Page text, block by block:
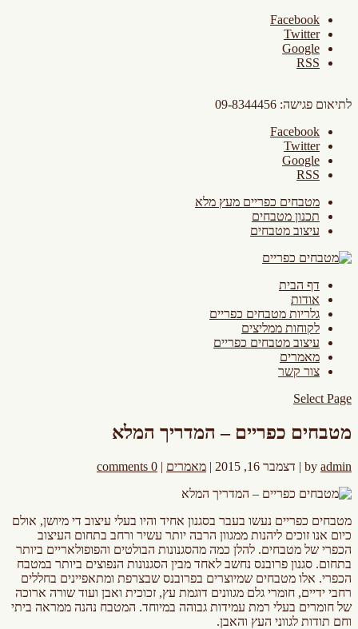
Facebook
Twitter
Google
RSS
לתיאום פגישה: 09-8344456
Facebook
Twitter
Google
RSS
מטבחים כפריים מעץ מלא
תכנון מטבחים
עיצוב מטבחים
דף הבית
אודות
גלריות מטבחים כפריים
לקוחות ממליצים
עיצוב מטבחים כפריים
מאמרים
צור קשר
Select Page
מטבחים כפריים – המדריך המלא
by admin | דצמבר 16, 2015 | מאמרים |
0 comments
מטבחים כפריים נעשו בעבר בסגנון אחיד והיו בעלי עיצוב די מיושן, אולם
כיום אנו זוכים ליהנות ממגוון הרבה יותר עשיר ורחב בתחום העיצוב
הכפרי של מטבחים. להלן כמה מהסגנונות הבולטים והפופולאריים ביותר
בתחום. סגנון פרובנס נחשב לאחד מבין הסגנונות הנפוצים ביותר במטבח
הכפרי. אלו מטבחים שמיוצרים בפרובנס שבצרפת ומתאפיינים בחללים
רחבי ידיים, חומרי גלם מגוונים דוגמת עץ, זכוכית ואבן ועוד שורה ארוכה
של חומרים בעלי רמת עמידות גבוהה במיוחד. המטבח נהנה ממראה ביתי
וחם תודות לגווני העץ והאבן.